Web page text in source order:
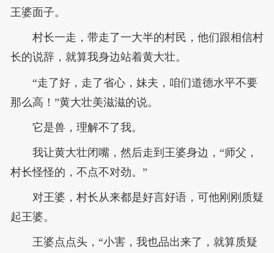
王婆面子。
村长一走，带走了一大半的村民，他们跟相信村
长的说辞，就算我身边站着黄大壮。
“走了好，走了省心，妹夫，咱们道德水平不要
那么高！”黄大壮美滋滋的说。
它是兽，理解不了我。
我让黄大壮闭嘴，然后走到王婆身边，“师父，
村长怪怪的，不点不对劲。”
对王婆，村长从来都是好言好语，可他刚刚质疑
起王婆。
王婆点点头，“小害，我也品出来了，就算质疑